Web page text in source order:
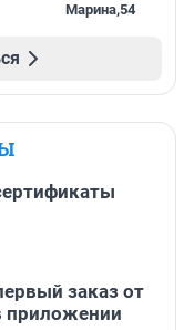
Марина,54
заказ от
приложении